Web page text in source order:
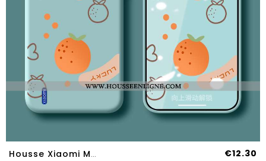
Housse Xiaomi Mi A3 Tendance Fluide Doux Étui Silicone Personnalisé Modèle Incassable Bleu €12.30